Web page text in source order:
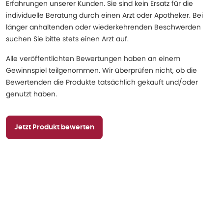
Erfahrungen unserer Kunden. Sie sind kein Ersatz für die
individuelle Beratung durch einen Arzt oder Apotheker. Bei
länger anhaltenden oder wiederkehrenden Beschwerden
suchen Sie bitte stets einen Arzt auf.
Alle veröffentlichten Bewertungen haben an einem
Gewinnspiel teilgenommen. Wir überprüfen nicht, ob die
Bewertenden die Produkte tatsächlich gekauft und/oder
genutzt haben.
Jetzt Produkt bewerten